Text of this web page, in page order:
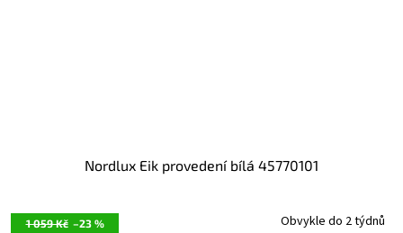
1 059 Kč –23 %
Nordlux Eik provedení bílá 45770101
Obvykle do 2 týdnů